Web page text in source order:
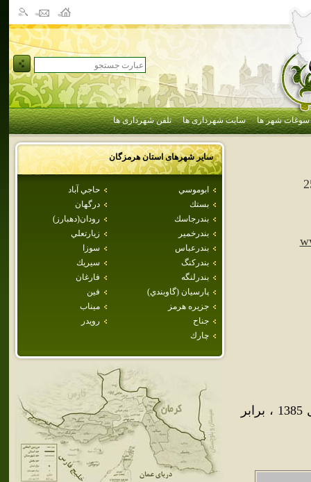
سوغات شهر ها سایت شهرداری ها تلفن شهرداری ها
سایر شهرهای استانهرمزگان
ابوموسي
حاجي آباد
بستك
درگهان
بندرجاسك
رودان(دهبارز)
بندرخمير
زيارتعلي
بندرعباس
سوزا
بندركنگ
سيريك
بندرلنگه
فارغان
پارسيان (گاوبندي)
فين
جزيره هرمز
ميناب
جناح
رويدر
چارك
جمعيت شهر قشم طبق سرشماري عمومي نفوس و مسكن در سال 1385 ، برابر